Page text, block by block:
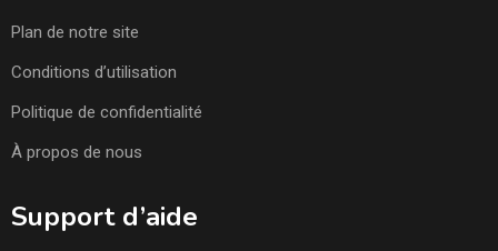
Plan de notre site
Conditions d’utilisation
Politique de confidentialité
À propos de nous
Support d’aide